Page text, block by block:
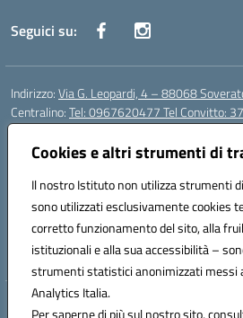
Cookies e altri strumenti di
Il nostro Istituto non utilizza strumenti
sono utilizzati esclusivamente cookies
corretto funzionamento del sito, alla
istituzionali e alla sua accessibilità –
strumenti statistici anonimizzati messi
Analytics Italia.
Per saperne di più sul nostro sito,
Seguici su:
Indirizzo:Via G. Leopardi, 4 – 88068
Centralino:Tel: 0967620477 Tel Convitto:
Email:
Posta elettronica certificata (PEC):
Codice fiscale: 84000690796
Codice meccanografico:CZRH04000Q
Codice Indice delle Pubbliche
Codice unico di fatturazione (CUF): UF9M13
Hosting & Powered by 3D